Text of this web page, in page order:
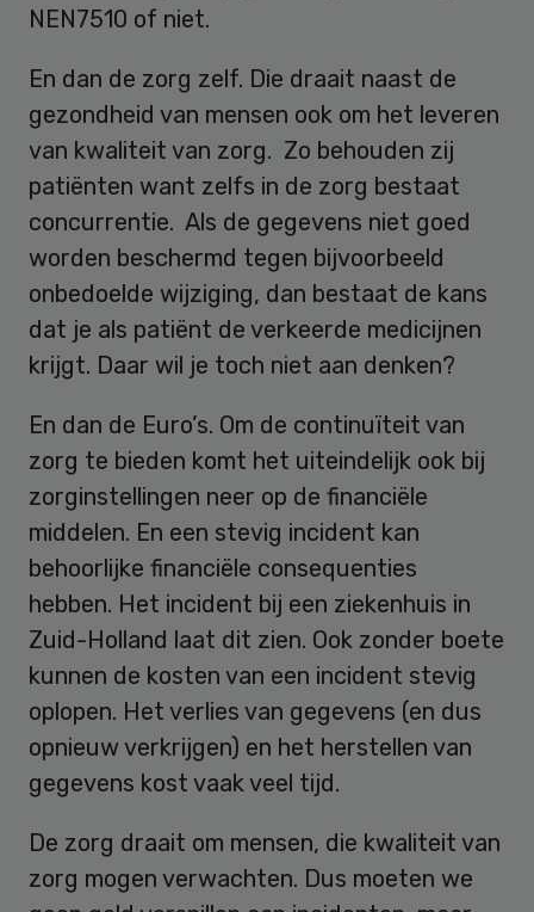
NEN7510 of niet.
En dan de zorg zelf. Die draait naast de
gezondheid van mensen ook om het leveren
van kwaliteit van zorg. Zo behouden zij
patiënten want zelfs in de zorg bestaat
concurrentie. Als de gegevens niet goed
worden beschermd tegen bijvoorbeeld
onbedoelde wijziging, dan bestaat de kans
dat je als patiënt de verkeerde medicijnen
krijgt. Daar wil je toch niet aan denken?
En dan de Euro’s. Om de continuïteit van
zorg te bieden komt het uiteindelijk ook bij
zorginstellingen neer op de financiële
middelen. En een stevig incident kan
behoorlijke financiële consequenties
hebben. Het incident bij een ziekenhuis in
Zuid-Holland laat dit zien. Ook zonder boete
kunnen de kosten van een incident stevig
oplopen. Het verlies van gegevens (en dus
opnieuw verkrijgen) en het herstellen van
gegevens kost vaak veel tijd.
De zorg draait om mensen, die kwaliteit van
zorg mogen verwachten. Dus moeten we